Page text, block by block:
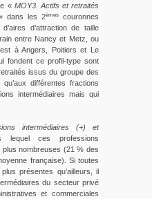
« MOY3. Actifs et retraités
dans les 2èmes couronnes
d’attraction de taille
entre Nancy et Metz, ou
à Angers, Poitiers et Le
fondent ce profil-type sont
issus du groupe des
différentes fractions
intermédiaires mais qui
intermédiaires (+) et
ces professions
nombreuses (21 % des
française). Si toutes
présentes qu’ailleurs, il
du secteur privé
et commerciales